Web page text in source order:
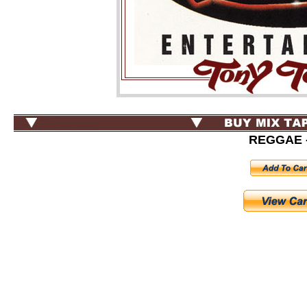
REGGAE